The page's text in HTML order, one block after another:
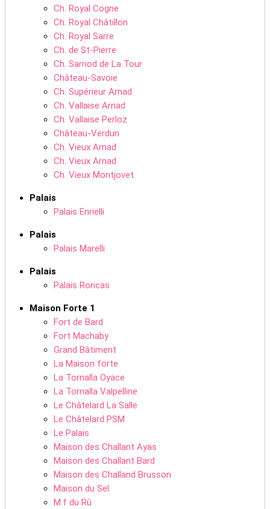
Ch. Royal Cogne
Ch. Royal Châtillon
Ch. Royal Sarre
Ch. de St-Pierre
Ch. Sarriod de La Tour
Château-Savoie
Ch. Supérieur Arnad
Ch. Vallaise Arnad
Ch. Vallaise Perloz
Château-Verdun
Ch. Vieux Arnad
Ch. Vieux Arnad
Ch. Vieux Montjovet
Palais
Palais Enrielli
Palais
Palais Marelli
Palais
Palais Roncas
Maison Forte 1
Fort de Bard
Fort Machaby
Grand Bâtiment
La Maison forte
La Tornalla Oyace
La Tornalla Valpelline
Le Châtelard La Salle
Le Châtelard PSM
Le Palais
Maison des Challant Ayas
Maison des Challant Bard
Maison des Challand Brusson
Maison du Sel
M.f du Rû